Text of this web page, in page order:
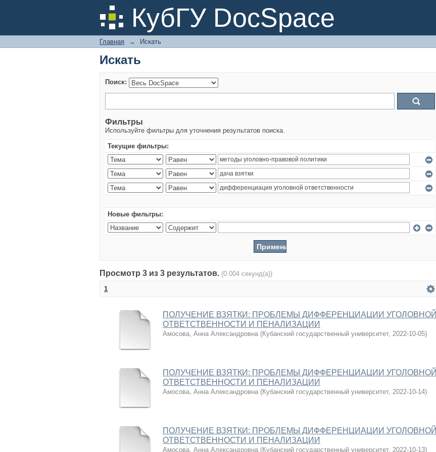
КубГУ DocSpace
Искать
Главная → Искать
Искать
Поиск:
Фильтры
Используйте фильтры для уточнения результатов поиска.
Текущие фильтры:
Новые фильтры:
Просмотр 3 из 3 результатов. (0.004 секунд(а))
1
ПОЛУЧЕНИЕ ВЗЯТКИ: ПРОБЛЕМЫ ДИФФЕРЕНЦИАЦИИ УГОЛОВНОЙ
ОТВЕТСТВЕННОСТИ И ПЕНАЛИЗАЦИИ
Амосова, Анна Александровна (Кубанский государственный университет, 2022-10-05)
ПОЛУЧЕНИЕ ВЗЯТКИ: ПРОБЛЕМЫ ДИФФЕРЕНЦИАЦИИ УГОЛОВНОЙ
ОТВЕТСТВЕННОСТИ И ПЕНАЛИЗАЦИИ
Амосова, Анна Александровна (Кубанский государственный университет, 2022-10-14)
ПОЛУЧЕНИЕ ВЗЯТКИ: ПРОБЛЕМЫ ДИФФЕРЕНЦИАЦИИ УГОЛОВНОЙ
ОТВЕТСТВЕННОСТИ И ПЕНАЛИЗАЦИИ
Амосова, Анна Александровна (Кубанский государственный университет, 2022-10-13)